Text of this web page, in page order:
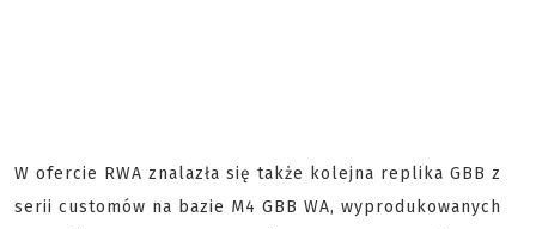
W ofercie RWA znalazła się także kolejna replika GBB z
serii customów na bazie M4 GBB WA, wyprodukowanych